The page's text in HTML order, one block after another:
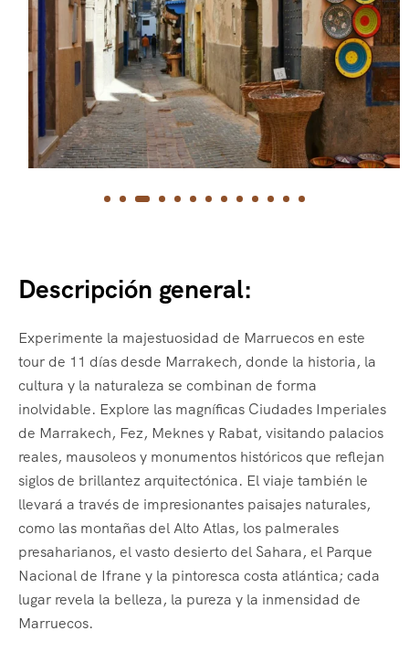
Descripción general:
Experimente la majestuosidad de Marruecos en este
tour de 11 días desde Marrakech, donde la historia, la
cultura y la naturaleza se combinan de forma
inolvidable. Explore las magníficas Ciudades Imperiales
de Marrakech, Fez, Meknes y Rabat, visitando palacios
reales, mausoleos y monumentos históricos que reflejan
siglos de brillantez arquitectónica. El viaje también le
llevará a través de impresionantes paisajes naturales,
como las montañas del Alto Atlas, los palmerales
presaharianos, el vasto desierto del Sahara, el Parque
Nacional de Ifrane y la pintoresca costa atlántica; cada
lugar revela la belleza, la pureza y la inmensidad de
Marruecos.